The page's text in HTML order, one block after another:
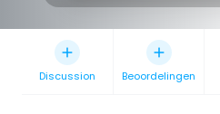
Discussion Beoordelingen